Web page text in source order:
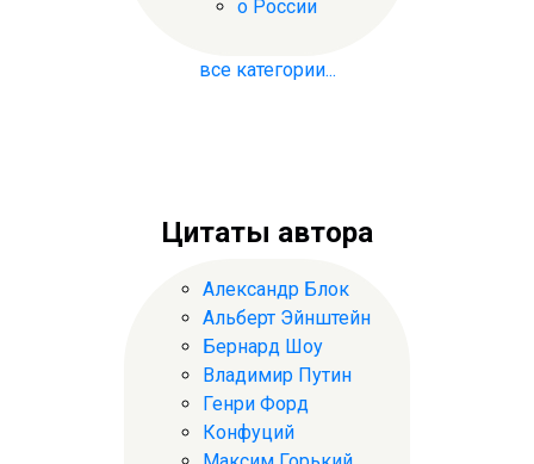
о России
все категории...
Цитаты автора
Александр Блок
Альберт Эйнштейн
Бернард Шоу
Владимир Путин
Генри Форд
Конфуций